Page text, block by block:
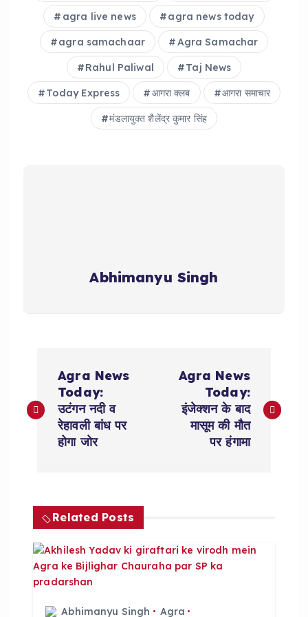
o
k
p
agra live news agra news today
agra samachaar Agra Samachar
Rahul Paliwal Taj News
Today Express आगरा क्लब आगरा समाचार
मंडलायुक्त शैलेंद्र कुमार सिंह
Abhimanyu Singh
o
s
n
a
v
Agra News
Today:
उटंगन नदी व
रेहावली बांध पर
होगा जोर
Agra News
Today:
इंजेक्शन के बाद
मासूम की मौत
पर हंगामा
Related Posts
Abhimanyu Singh Agra